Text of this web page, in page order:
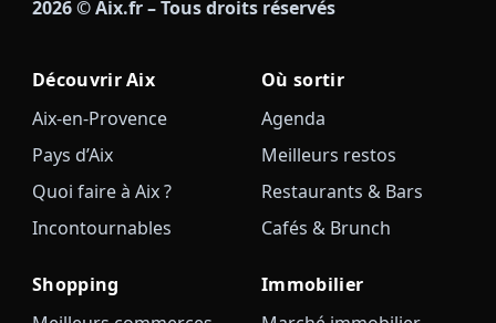
2026© Aix.fr – Tous droits réservés
Découvrir Aix
Aix-en-Provence
Pays d’Aix
Quoi faire à Aix ?
Incontournables
Où sortir
Agenda
Meilleurs restos
Restaurants & Bars
Cafés & Brunch
Shopping
Immobilier